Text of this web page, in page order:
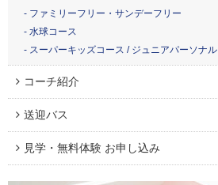
ファミリーフリー・サンデーフリー
水球コース
スーパーキッズコース / ジュニアパーソナル
コーチ紹介
送迎バス
見学・無料体験 お申し込み